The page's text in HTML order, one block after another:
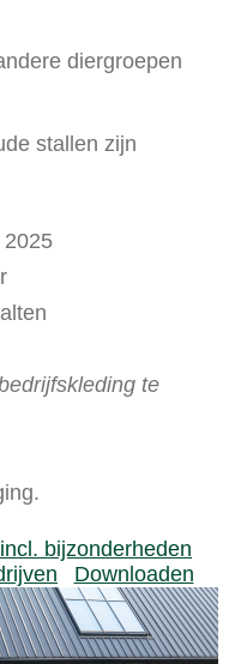
diergroepen
stallen zijn
te
bijzonderheden
Downloaden